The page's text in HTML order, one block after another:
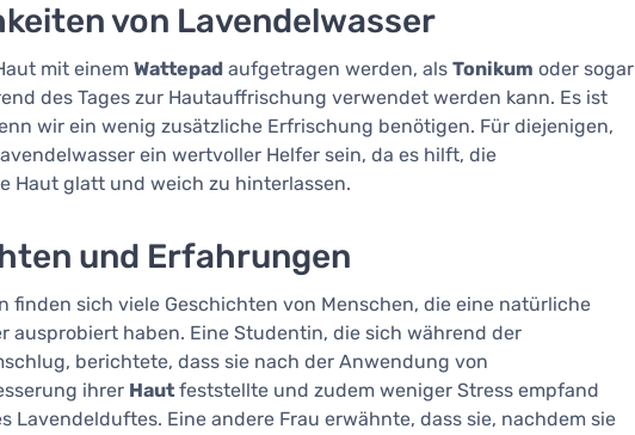
von Lavendelwasser
mit einem Wattepad aufgetragen werden, als Tonikum oder sogar
des Tages zur Hautauffrischung verwendet werden kann. Es ist
wir ein wenig zusätzliche Erfrischung benötigen. Für diejenigen,
ein wertvoller Helfer sein, da es hilft, die
Haut glatt und weich zu hinterlassen.
und Erfahrungen
finden sich viele Geschichten von Menschen, die eine natürliche
ausprobiert haben. Eine Studentin, die sich während der
berichtete, dass sie nach der Anwendung von
ihrer Haut feststellte und zudem weniger Stress empfand
Lavendelduftes. Eine andere Frau erwähnte, dass sie, nachdem sie